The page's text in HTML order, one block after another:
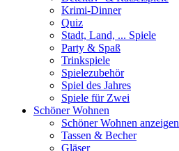
Krimi-Dinner
Quiz
Stadt, Land, ... Spiele
Party & Spaß
Trinkspiele
Spielezubehör
Spiel des Jahres
Spiele für Zwei
Schöner Wohnen
Schöner Wohnen anzeigen
Tassen & Becher
Gläser